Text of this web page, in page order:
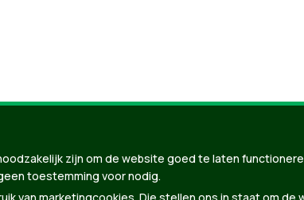
zijn om de website goed te laten
toestemming voor nodig.